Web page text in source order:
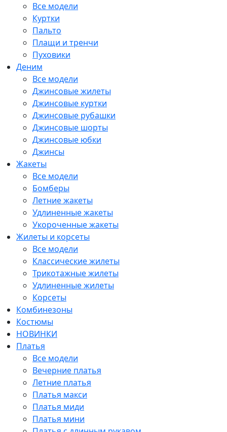
Все модели
Куртки
Пальто
Плащи и тренчи
Пуховики
Деним
Все модели
Джинсовые жилеты
Джинсовые куртки
Джинсовые рубашки
Джинсовые шорты
Джинсовые юбки
Джинсы
Жакеты
Все модели
Бомберы
Летние жакеты
Удлиненные жакеты
Укороченные жакеты
Жилеты и корсеты
Все модели
Классические жилеты
Трикотажные жилеты
Удлиненные жилеты
Корсеты
Комбинезоны
Костюмы
НОВИНКИ
Платья
Все модели
Вечерние платья
Летние платья
Платья макси
Платья миди
Платья мини